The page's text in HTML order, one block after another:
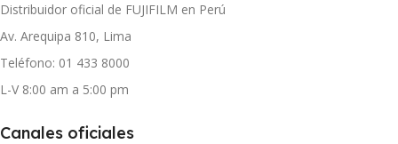
Distribuidor oficial de FUJIFILM en Perú
Av. Arequipa 810, Lima
Teléfono: 01 433 8000
L-V 8:00 am a 5:00 pm
Canales oficiales